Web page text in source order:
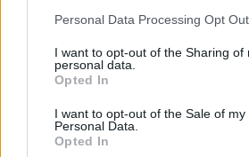
Please note that this website/app uses
not limited to your visit or usage
grant or deny consent to Google and
use your data for below specified
consent section.
Personal Data Processing Opt
I want to opt-out of the Sharing of
personal data.
Opted In
I want to opt-out of the Sale of my
Personal Data.
Opted In
συμφωνία κι επιδιώκει
των αιχμαλώτων (των
συνέχισε η Χαμάς.
Επανέλαβε τους όρους της